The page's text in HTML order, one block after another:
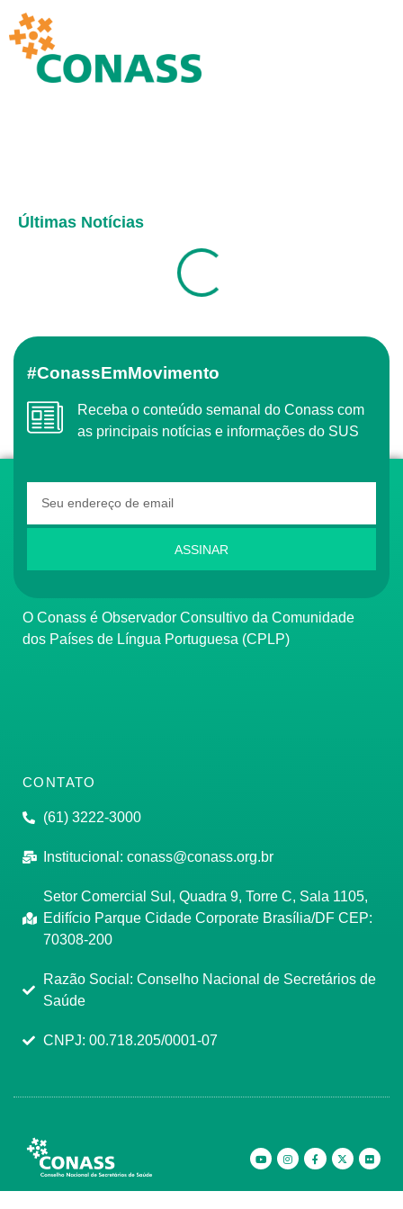
Últimas Notícias
#ConassEmMovimento
Receba o conteúdo semanal do Conass com
as principais notícias e informações do SUS
ASSINAR
O Conass é Observador Consultivo da Comunidade
dos Países de Língua Portuguesa (CPLP)
CONTATO
(61) 3222-3000
Institucional: conass@conass.org.br
Setor Comercial Sul, Quadra 9, Torre C, Sala 1105,
Edifício Parque Cidade Corporate Brasília/DF CEP:
70308-200
Razão Social: Conselho Nacional de Secretários de
Saúde
CNPJ: 00.718.205/0001-07